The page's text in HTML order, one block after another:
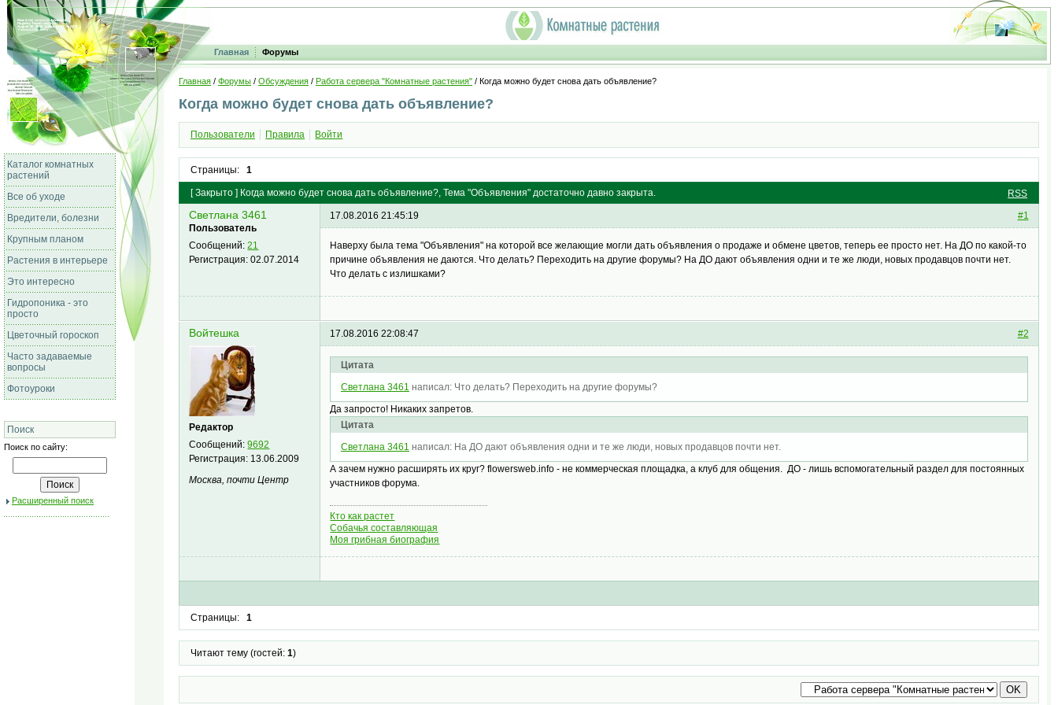
Главная Форумы
Каталог комнатных
растений
Все об уходе
Вредители, болезни
Крупным планом
Растения в интерьере
Это интересно
Гидропоника - это
просто
Цветочный гороскоп
Часто задаваемые
вопросы
Фотоуроки
Поиск
Поиск по сайту:
Расширенный поиск
Главная / Форумы / Обсуждения / Работа сервера "Комнатные растения" / Когда можно будет снова дать объявление?
Когда можно будет снова дать объявление?
Пользователи Правила Войти
Страницы: 1
RSS
[Закрыто] Когда можно будет снова дать объявление?, Тема "Объявления" достаточно давно закрыта.
Светлана 3461
Пользователь
Сообщений:21
Регистрация:02.07.2014
#1
17.08.2016 21:45:19
Наверху была тема "Объявления" на которой все желающие могли дать объявления о продаже и обмене цветов, теперь ее просто нет. На ДО по какой-то
причине объявления не даются. Что делать? Переходить на другие форумы? На ДО дают объявления одни и те же люди, новых продавцов почти нет.
Что делать с излишками?
Войтешка
Редактор
Сообщений:9692
Регистрация: 13.06.2009
Москва, почти Центр
#2
17.08.2016 22:08:47
Цитата
Светлана 3461 написал: Что делать? Переходить на другие форумы?
Да запросто! Никаких запретов.
Цитата
Светлана 3461 написал: На ДО дают объявления одни и те же люди, новых продавцов почти нет.
А зачем нужно расширять их круг? flowersweb.info - не коммерческая площадка, а клуб для общения. ДО - лишь вспомогательный раздел для постоянных
участников форума.
Кто как растет
Собачья составляющая
Моя грибная биография
Страницы: 1
Читают тему (гостей: 1)